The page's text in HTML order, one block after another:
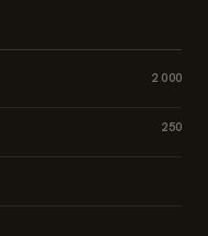
2 000
250